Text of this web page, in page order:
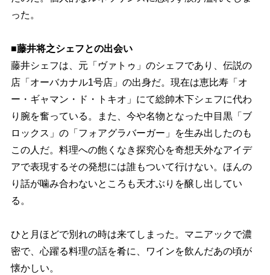
った。
■藤井将之シェフとの出会い
藤井シェフは、元「ヴァトゥ」のシェフであり、伝説の
店「オーバカナル1号店」の出身だ。現在は恵比寿「オ
ー・ギャマン・ド・トキオ」にて総帥木下シェフに代わ
り腕を奮っている。また、今や名物となった中目黒「ブ
ロックス」の「フォアグラバーガー」を生み出したのも
この人だ。料理への飽くなき探究心を奇想天外なアイデ
アで表現するその発想には誰もついて行けない。ほんの
り話が噛み合わないところも天才ぶりを醸し出してい
る。
ひと月ほどで別れの時は来てしまった。マニアックで濃
密で、心躍る料理の話を肴に、ワインを飲んだあの頃が
懐かしい。